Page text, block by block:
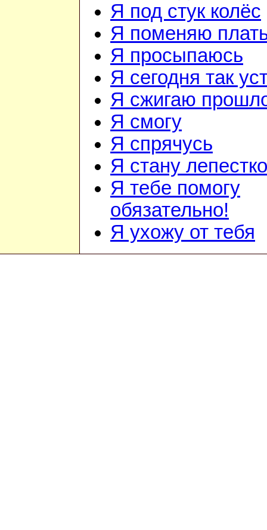
Я под стук колёс
Я поменяю
Я просыпаюсь
Я сегодня так
Я сжигаю
Я смогу
Я спрячусь
Я стану
Я тебе помогу
обязательно!
Я ухожу от тебя